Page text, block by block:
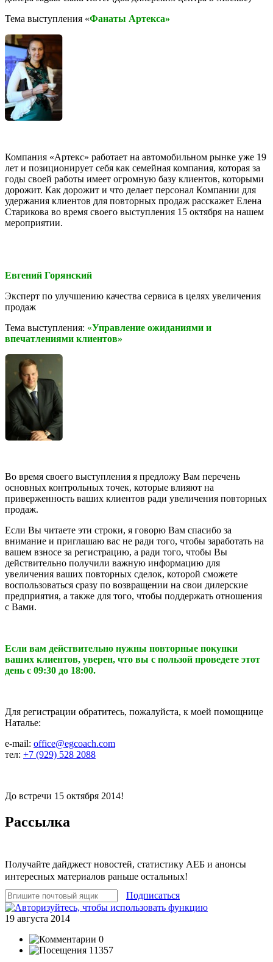
Тема выступления «Фанаты Артекса»
Компания «Артекс» работает на автомобильном рынке уже 19
лет и позиционирует себя как семейная компания, которая за
годы своей работы имеет огромную базу клиентов, которыми
дорожит. Как дорожит и что делает персонал Компании для
удержания клиентов для повторных продаж расскажет Елена
Старикова во время своего выступления 15 октября на нашем
мероприятии.
Евгений Горянский
Эксперт по улучшению качества сервиса в целях увеличения
продаж
Тема выступления: «Управление ожиданиями и
впечатлениями клиентов»
Во время своего выступления я предложу Вам перечень
основных контрольных точек, которые влияют на
приверженность ваших клиентов ради увеличения повторных
продаж.
Если Вы читаете эти строки, я говорю Вам спасибо за
внимание и приглашаю вас не ради того, чтобы заработать на
вашем взносе за регистрацию, а ради того, чтобы Вы
действительно получили важную информацию для
увеличения ваших повторных сделок, которой сможете
воспользоваться сразу по возвращении на свои дилерские
предприятия, а также для того, чтобы поддержать отношения
с Вами.
Если вам действительно нужны повторные покупки
ваших клиентов, уверен, что вы с пользой проведете этот
день с 09:30 до 18:00.
Для регистрации обратитесь, пожалуйста, к моей помощнице
Наталье:
e-mail: office@egcoach.com
тел: +7 (929) 528 2088
До встречи 15 октября 2014!
Рассылка
Получайте дайджест новостей, статистику АЕБ и анонсы
интересных материалов раньше остальных!
Подписаться
19 августа 2014
0
11357